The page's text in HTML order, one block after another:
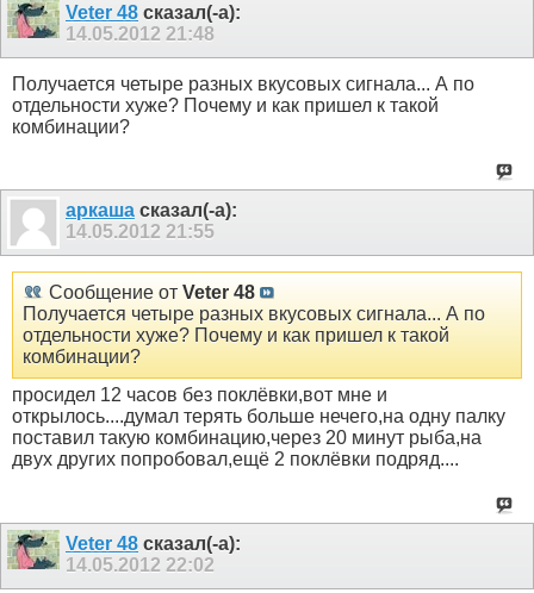
Veter 48 сказал(-а):
14.05.2012 21:48
Получается четыре разных вкусовых сигнала... А по
отдельности хуже? Почему и как пришел к такой
комбинации?
аркаша сказал(-а):
14.05.2012 21:55
Сообщение от Veter 48
Получается четыре разных вкусовых сигнала... А по
отдельности хуже? Почему и как пришел к такой
комбинации?
просидел 12 часов без поклёвки,вот мне и
открылось....думал терять больше нечего,на одну палку
поставил такую комбинацию,через 20 минут рыба,на
двух других попробовал,ещё 2 поклёвки подряд....
Veter 48 сказал(-а):
14.05.2012 22:02